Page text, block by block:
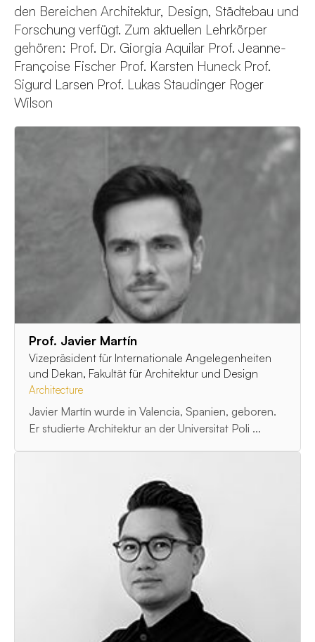
den Bereichen Architektur, Design, Städtebau und
Forschung verfügt. Zum aktuellen Lehrkörper
gehören: Prof. Dr. Giorgia Aquilar Prof. Jeanne-
Françoise Fischer Prof. Karsten Huneck Prof.
Sigurd Larsen Prof. Lukas Staudinger Roger
Wilson
Prof. Javier Martín
Vizepräsident für Internationale Angelegenheiten
und Dekan, Fakultät für Architektur und Design
Architecture
Javier Martín wurde in Valencia, Spanien, geboren.
Er studierte Architektur an der Universitat Poli ...